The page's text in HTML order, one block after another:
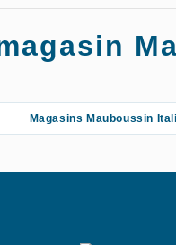
Magasins Mauboussin